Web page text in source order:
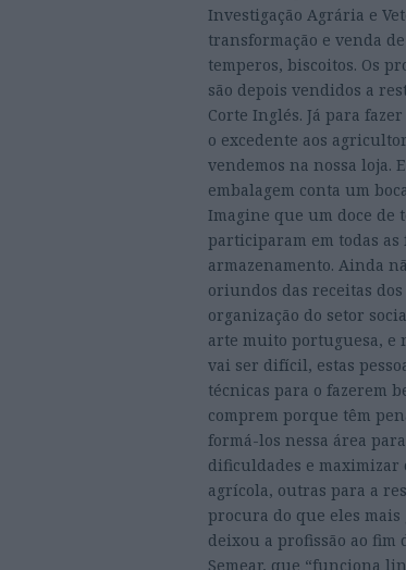
Investigação Agrária e
transformação e venda
temperos, biscoitos. Os
são depois vendidos a
Corte Inglés. Já para
o excedente aos
vendemos na nossa loja.
embalagem conta um
Imagine que um doce de
participaram em todas as
armazenamento. Ainda
oriundos das receitas
organização do setor
arte muito portuguesa, e
vai ser difícil, estas
técnicas para o fazerem
comprem porque têm
formá-los nessa área
dificuldades e maximizar
agrícola, outras para a
procura do que eles mais
deixou a profissão ao fim
Semear, que “funciona